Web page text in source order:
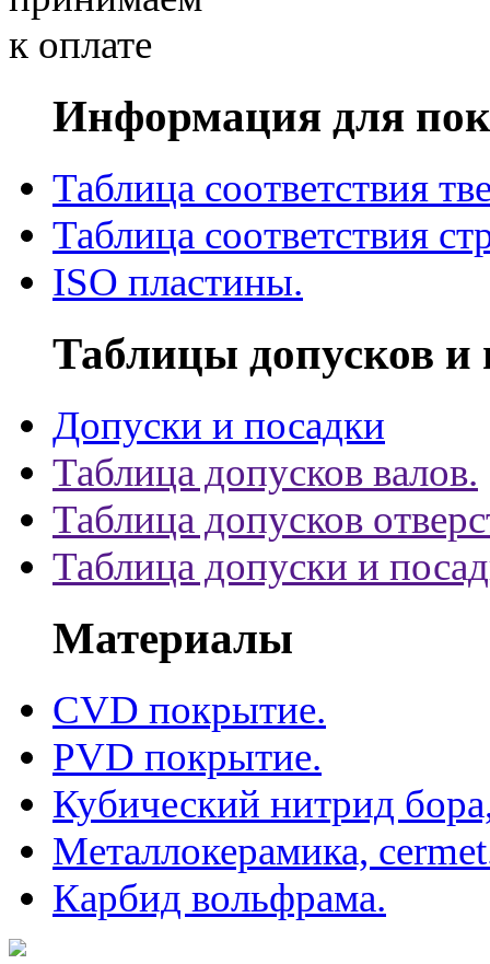
Информация для
Таблица соответствия
Таблица соответствия
ISO пластины.
Таблицы допусков и
Допуски и посадки
Таблица допусков валов.
Таблица допусков
Таблица допуски и
Материалы
CVD покрытие.
PVD покрытие.
Кубический нитрид
Металлокерамика,
Карбид вольфрама.